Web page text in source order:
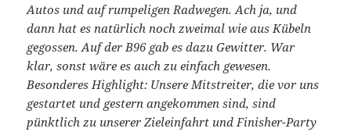
Autos und auf rumpeligen Radwegen. Ach ja, und
dann hat es natürlich noch zweimal wie aus Kübeln
gegossen. Auf der B96 gab es dazu Gewitter. War
klar, sonst wäre es auch zu einfach gewesen.
Besonderes Highlight: Unsere Mitstreiter, die vor uns
gestartet und gestern angekommen sind, sind
pünktlich zu unserer Zieleinfahrt und Finisher-Party